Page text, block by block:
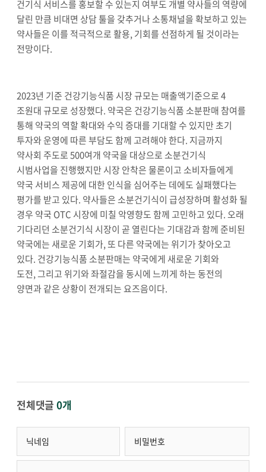
건기식 서비스를 홍보할 수 있는지 여부도 개별 약사들의 역량에
달린 만큼 비대면 상담 툴을 갖추거나 소통채널을 확보하고 있는
약사들은 이를 적극적으로 활용, 기회를 선점하게 될 것이라는
전망이다.
2023년 기준 건강기능식품 시장 규모는 매출액기준으로4
조원대 규모로 성장했다. 약국은 건강기능식품 소분판매 참여를
통해 약국의 역할 확대와 수익 증대를 기대할 수 있지만 초기
투자와 운영에 따른 부담도 함께 고려해야 한다. 지금까지
약사회 주도로500여개 약국을 대상으로 소분건기식
시범사업을 진행했지만 시장 안착은 물론이고 소비자들에게
약국 서비스 제공에 대한 인식을 심어주는 데에도 실패했다는
평가를 받고 있다. 약사들은 소분건기식이 급성장하며 활성화 될
경우 약국 OTC 시장에 미칠 악영향도 함께 고민하고 있다.오래
기다리던 소분건기식 시장이 곧 열린다는 기대감과 함께 준비된
약국에는 새로운 기회가,또 다른 약국에는 위기가 찾아오고
있다. 건강기능식품 소분판매는 약국에게 새로운 기회와
도전, 그리고 위기와 좌절감을 동시에 느끼게 하는 동전의
양면과 같은 상황이 전개되는 요즈음이다.
전체댓글 0개